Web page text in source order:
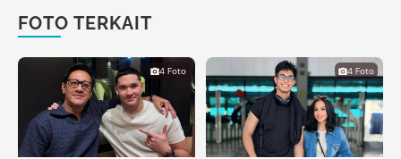
FOTO TERKAIT
4 Foto 4 Foto